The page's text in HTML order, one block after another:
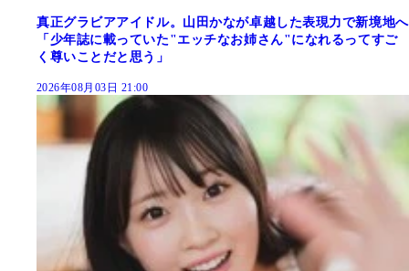
真正グラビアアイドル。山田かなが卓越した表現力で新境地へ
「少年誌に載っていた"エッチなお姉さん"になれるってすご
く尊いことだと思う」
2026年08月03日 21:00